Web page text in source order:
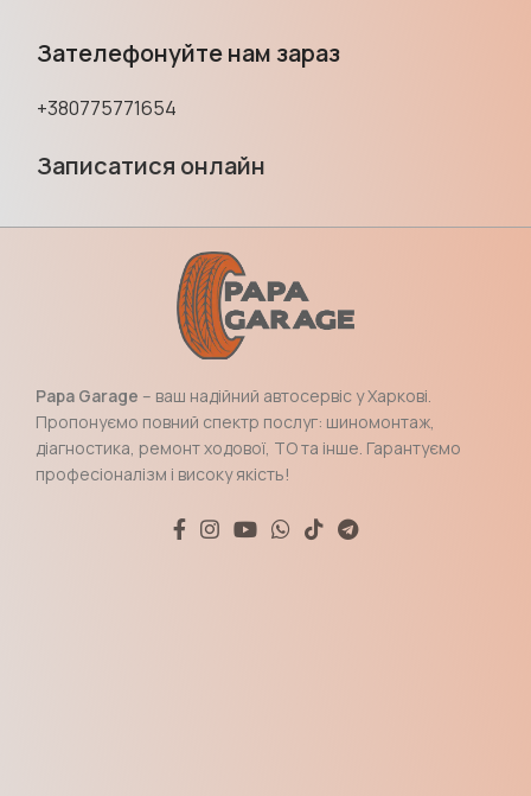
Зателефонуйте нам зараз
+380775771654
Записатися онлайн
Papa Garage – ваш надійний автосервіс у Харкові.
Пропонуємо повний спектр послуг: шиномонтаж,
діагностика, ремонт ходової, ТО та інше. Гарантуємо
професіоналізм і високу якість!